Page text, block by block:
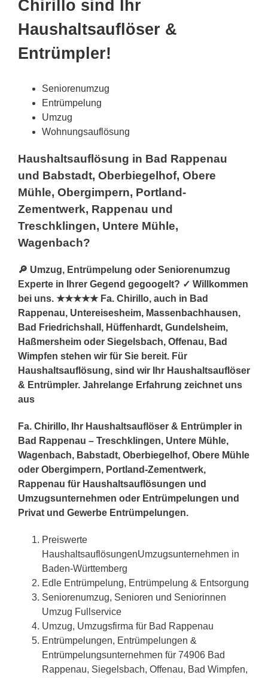
Chirillo sind Ihr
Haushaltsauflöser &
Entrümpler!
Seniorenumzug
Entrümpelung
Umzug
Wohnungsauflösung
Haushaltsauflösung in Bad Rappenau
und Babstadt, Oberbiegelhof, Obere
Mühle, Obergimpern, Portland-
Zementwerk, Rappenau und
Treschklingen, Untere Mühle,
Wagenbach?
🔎 Umzug, Entrümpelung oder Seniorenumzug
Experte in Ihrer Gegend gegoogelt? ✓ Willkommen
bei uns. ★★★★★ Fa. Chirillo, auch in Bad
Rappenau, Untereisesheim, Massenbachhausen,
Bad Friedrichshall, Hüffenhardt, Gundelsheim,
Haßmersheim oder Siegelsbach, Offenau, Bad
Wimpfen stehen wir für Sie bereit. Für
Haushaltsauflösung, sind wir Ihr Haushaltsauflöser
& Entrümpler. Jahrelange Erfahrung zeichnet uns
aus
Fa. Chirillo, Ihr Haushaltsauflöser & Entrümpler in
Bad Rappenau – Treschklingen, Untere Mühle,
Wagenbach, Babstadt, Oberbiegelhof, Obere Mühle
oder Obergimpern, Portland-Zementwerk,
Rappenau für Haushaltsauflösungen und
Umzugsunternehmen oder Entrümpelungen und
Privat und Gewerbe Entrümpelungen.
Preiswerte
HaushaltsauflösungenUmzugsunternehmen in
Baden-Württemberg
Edle Entrümpelung, Entrümpelung & Entsorgung
Seniorenumzug, Senioren und Seniorinnen
Umzug Fullservice
Umzug, Umzugsfirma für Bad Rappenau
Entrümpelungen, Entrümpelungen &
Entrümpelungsunternehmen für 74906 Bad
Rappenau, Siegelsbach, Offenau, Bad Wimpfen,